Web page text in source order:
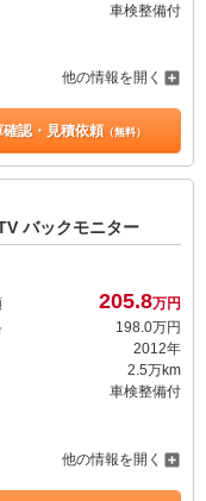
車検整備付
他の情報を開く
確認・見積依頼（無料）
バックモニター
205.8万円
198.0万円
2012年
2.5万km
車検整備付
他の情報を開く